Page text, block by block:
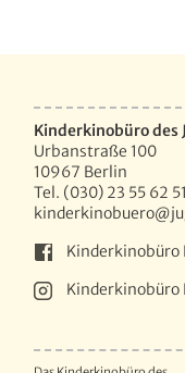
Kinderkinobüro des
Urbanstraße 100
10967 Berlin
Tel. (030) 23 55 62 51
Kinderkinobüro
Kinderkinobüro